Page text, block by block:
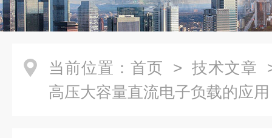
当前位置： 首页 > 技术文章
高压大容量直流电子负载的应用